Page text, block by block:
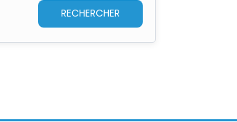
RECHERCHER